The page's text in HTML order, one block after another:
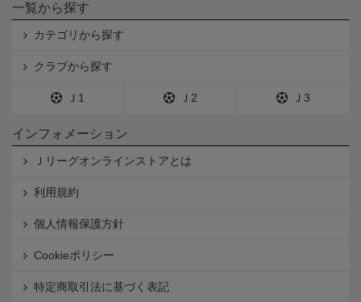
一覧から探す
カテゴリから探す
クラブから探す
Ｊ1 Ｊ2 Ｊ3
インフォメーション
Ｊリーグオンラインストアとは
利用規約
個人情報保護方針
Cookieポリシー
特定商取引法に基づく表記